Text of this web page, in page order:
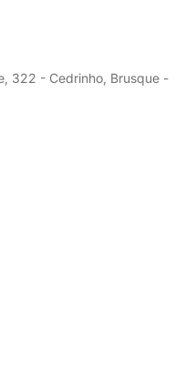
322 - Cedrinho, Brusque -